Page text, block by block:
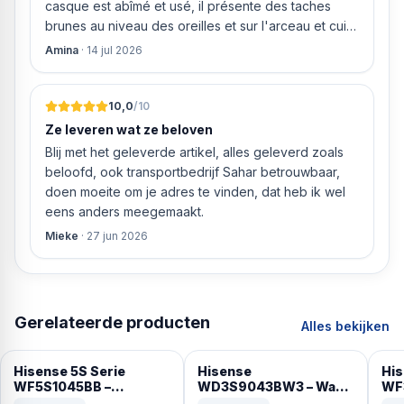
casque est abîmé et usé, il présente des taches
brunes au niveau des oreilles et sur l'arceau et cuir
qui est craquelé ! Les coussins sont eux « dégonflés
Amina · 14 jul 2026
10,0/10
Ze leveren wat ze beloven
Blij met het geleverde artikel, alles geleverd zoals
beloofd, ook transportbedrijf Sahar betrouwbaar,
doen moeite om je adres te vinden, dat heb ik wel
eens anders meegemaakt.
Mieke · 27 jun 2026
Gerelateerde producten Alles bekijken
Hisense 5S Serie
WF5S1045BB –
Hisense
WD3S9043BW3 – Was-